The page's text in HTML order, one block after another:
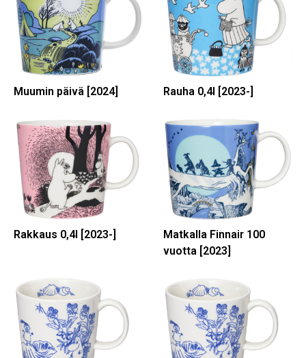
Muumin päivä [2024] Rauha 0,4l [2023-]
Rakkaus 0,4l [2023-]
Matkalla Finnair 100
vuotta [2023]